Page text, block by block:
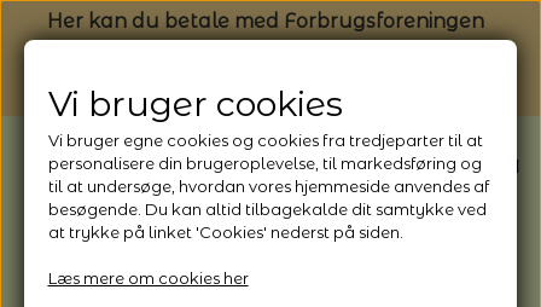
Her kan du betale med Forbrugsforeningen
BEMÆRK: Butikken har ferielukket* fra
1/8 - 9/8 - 2026
*Webshoppen er åben og sender hele
afhentning
Vi bruger cookies
Vi bruger egne cookies og cookies fra tredjeparter til at
personalisere din brugeroplevelse, til markedsføring og
til at undersøge, hvordan vores hjemmeside anvendes af
besøgende. Du kan altid tilbagekalde dit samtykke ved
at trykke på linket 'Cookies' nederst på siden.
Læs mere om cookies her